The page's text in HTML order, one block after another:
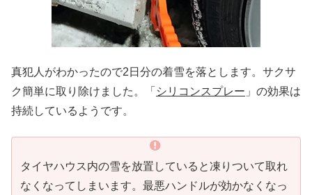
真犯人がわかったので2日分の着雪を落とします。サクサ
ク簡単に取り除けました。「 シリコンスプレー 」の効果は
持続しているようです。
タイヤハウス内の雪を放置していると凍りついて取れ
なくなってしまいます。最悪ハンドルが効かなくなっ